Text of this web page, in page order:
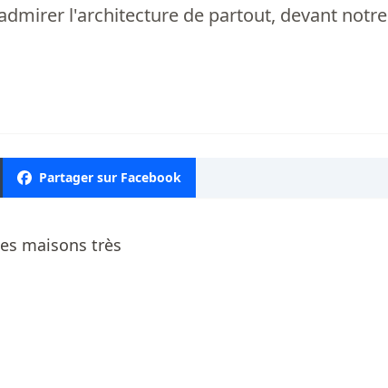
l'architecture de partout, devant notre
Partager sur Facebook
maisons très